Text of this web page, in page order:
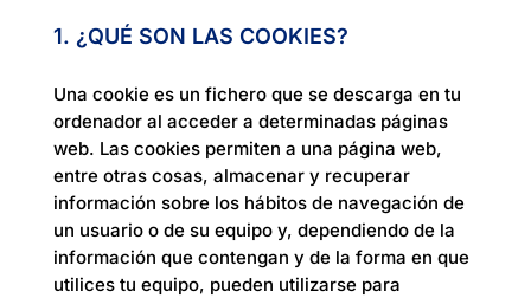
1. ¿QUÉ SON LAS COOKIES?
Una cookie es un fichero que se descarga en tu
ordenador al acceder a determinadas páginas
web. Las cookies permiten a una página web,
entre otras cosas, almacenar y recuperar
información sobre los hábitos de navegación de
un usuario o de su equipo y, dependiendo de la
información que contengan y de la forma en que
utilices tu equipo, pueden utilizarse para